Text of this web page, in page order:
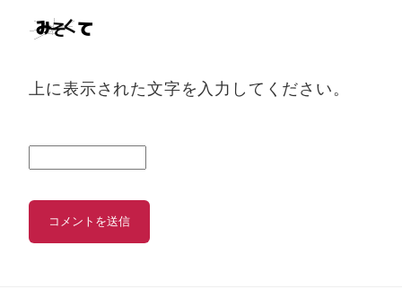
上に表示された文字を入力してください。